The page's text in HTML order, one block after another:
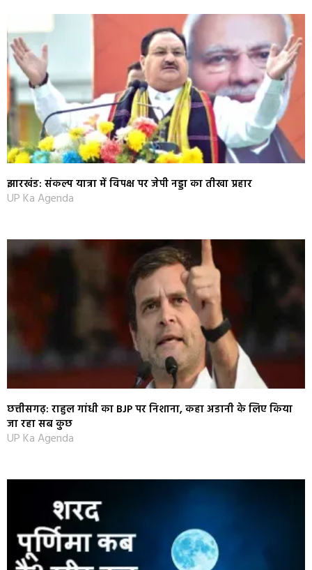
झारखंड: संकल्प यात्रा में विपक्ष पर जेपी नड्डा का तीखा प्रहार
UP Ka Agenda
छत्तीसगढ़: राहुल गांधी का BJP पर निशाना, कहा अडानी के लिए किया
जा रहा सब कुछ
UP Ka Agenda